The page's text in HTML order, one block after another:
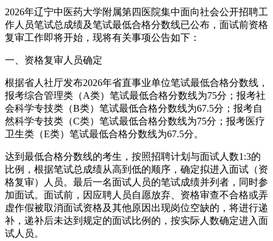
2026年辽宁中医药大学附属第四医院集中面向社会公开招聘工
作人员笔试总成绩及笔试最低合格分数线已公布，面试前资格
复审工作即将开始，现将有关事项公告如下：
一、资格复审人员确定
根据省人社厅发布2026年省直事业单位笔试最低合格分数线，
报考综合管理类（A类）笔试最低合格分数线为75分；报考社
会科学专技类（B类）笔试最低合格分数线为67.5分；报考自
然科学专技类（C类）笔试最低合格分数线为75分；报考医疗
卫生类（E类）笔试最低合格分数线为67.5分。
达到最低合格分数线的考生，按照招聘计划与面试人数1:3的
比例，根据笔试总成绩从高到低的顺序，确定拟进入面试（资
格复审）人员。最后一名面试人员的笔试成绩并列者，同时参
加面试。面试前，因应聘人员自愿放弃、资格审查不合格或弄
虚作假被取消面试资格及其他原因出现岗位空缺的，将进行递
补，递补后未达到规定的面试比例的，按实际人数确定进入面
试人员。